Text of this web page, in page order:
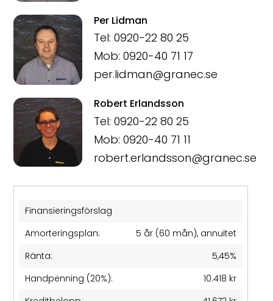
Per Lidman
Tel: 0920-22 80 25
Mob: 0920-40 71 17
per.lidman@granec.se
Robert Erlandsson
Tel: 0920-22 80 25
Mob: 0920-40 71 11
robert.erlandsson@granec.se
Finansieringsförslag
Amorteringsplan:
5 år (60 mån), annuitet
Ränta:
5,45%
Handpenning (20%):
10.418 kr